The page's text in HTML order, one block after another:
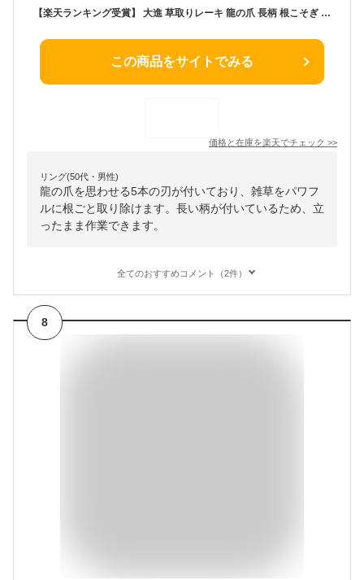
【楽天ランキング受賞】 大進 草取りレーキ 龍の爪 長柄 根こそぎ 雑草取り 草刈り 雑草取り 道具 立ったまま 種類 草取り器 立っ た まま 庭 の 雑草 ブラシ むしり らくらく 除草 畑 あぜ 道 公園 女性 庭 草刈 軽量 軽い お手軽 雑草 根こそぎレーキ 草取り器具
この商品をサイトでみる
価格と在庫を楽天でチェック >>
リング(50代・男性)
龍の爪を思わせる5本の刃が付いており、雑草をパワフ
ルに根ごと取り除けます。長い柄が付いているため、立
ったまま作業できます。
全てのおすすめコメント（2件）
8